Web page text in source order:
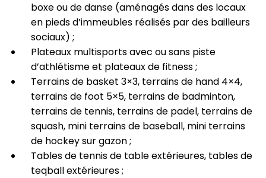
boxe ou de danse (aménagés dans des locaux
en pieds d’immeubles réalisés par des bailleurs
sociaux) ;
Plateaux multisports avec ou sans piste
d’athlétisme et plateaux de fitness ;
Terrains de basket 3×3, terrains de hand 4×4,
terrains de foot 5×5, terrains de badminton,
terrains de tennis, terrains de padel, terrains de
squash, mini terrains de baseball, mini terrains
de hockey sur gazon ;
Tables de tennis de table extérieures, tables de
teqball extérieures ;